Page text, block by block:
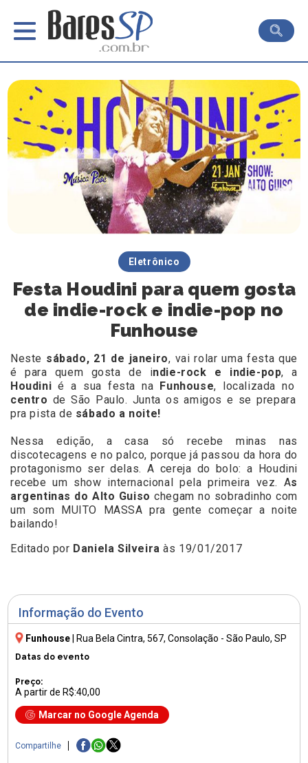
Informação do Evento
Funhouse Rua Bela Cintra, 567, Consolação - São Paulo, SP
Datas do evento
Preço:
A partir de R$:40,00
Marcar no Google Agenda
Compartilhe
Eletrônico
Festa Houdini para quem gosta
de indie-rock e indie-pop no
Funhouse
Neste sábado, 21 de janeiro, vai rolar uma festa que
é para quem gosta de indie-rock e indie-pop, a
Houdini é a sua festa na Funhouse, localizada no
centro de São Paulo. Junta os amigos e se prepara
pra pista de sábado a noite!
Nessa edição, a casa só recebe minas nas
discotecagens e no palco, porque já passou da hora do
protagonismo ser delas. A cereja do bolo: a Houdini
recebe um show internacional pela primeira vez. As
argentinas do Alto Guiso chegam no sobradinho com
um som MUITO MASSA pra gente começar a noite
bailando!
Editado por Daniela Silveira às 19/01/2017